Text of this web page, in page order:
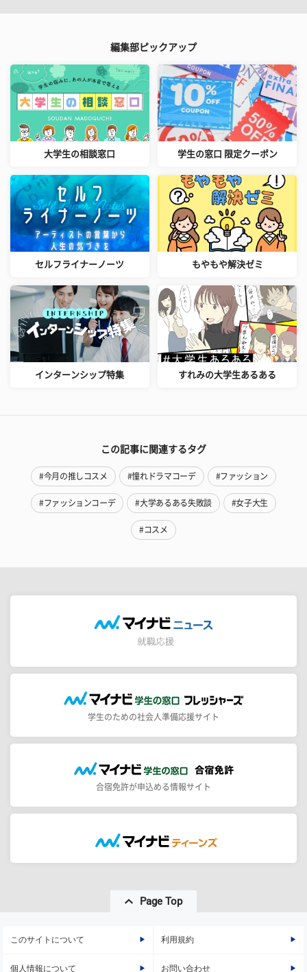
編集部ピックアップ
大学生の相談窓口 学生の窓口 限定クーポン
セルフライナーノーツ もやもや解決ゼミ
インターンシップ特集 すれみの大学生あるある
この記事に関連するタグ
#今月の推しコスメ #憧れドラマコーデ #ファッション
#ファッションコーデ #大学あるある失敗談 #女子大生
#コスメ
学生のための社会人準備応援サイト
合宿免許が申込める情報サイト
Page Top
このサイトについて 利用規約
個人情報について お問い合わせ